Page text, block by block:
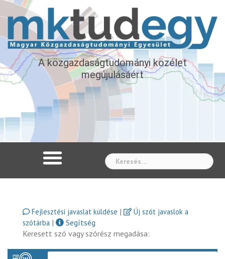
A közgazdaságtudományi közélet
megújulásáért
Fejlesztési javaslat küldése |
Új szót javaslok a
szótárba |
Segítség
Keresett szó vagy szórész megadása: